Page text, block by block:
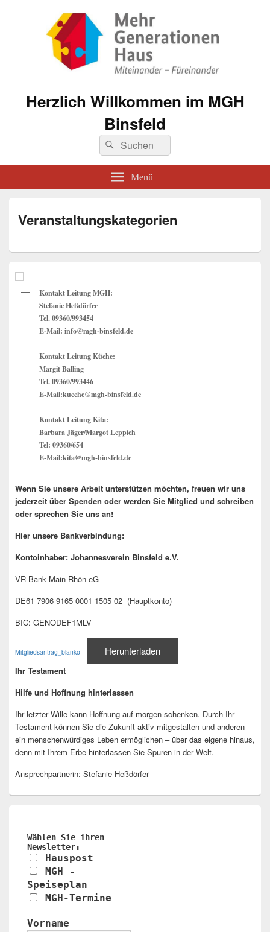
Herzlich Willkommen im MGH
Binsfeld
Suche
nach:
Suchen
Menü
Veranstaltungskategorien
Seitenleisten
Kontakt Leitung MGH:
Stefanie Heßdörfer
Tel. 09360/993454
E-Mail: info@mgh-binsfeld.de
Kontakt Leitung Küche:
Margit Balling
Tel. 09360/993446
E-Mail:kueche@mgh-binsfeld.de
Kontakt Leitung Kita:
Barbara Jäger/Margot Leppich
Tel: 09360/654
E-Mail:kita@mgh-binsfeld.de
Wenn Sie unsere Arbeit unterstützen möchten, freuen wir uns
jederzeit über Spenden oder werden Sie Mitglied und schreiben
oder sprechen Sie uns an!
Hier unsere Bankverbindung:
Kontoinhaber: Johannesverein Binsfeld e.V.
VR Bank Main-Rhön eG
DE61 7906 9165 0001 1505 02 (Hauptkonto)
BIC: GENODEF1MLV
Mitgliedsantrag_blanko Herunterladen
Ihr Testament
Hilfe und Hoffnung hinterlassen
Ihr letzter Wille kann Hoffnung auf morgen schenken. Durch Ihr
Testament können Sie die Zukunft aktiv mitgestalten und anderen
ein menschenwürdiges Leben ermöglichen – über das eigene hinaus,
denn mit Ihrem Erbe hinterlassen Sie Spuren in der Welt.
Ansprechpartnerin: Stefanie Heßdörfer
Wählen Sie ihren
Newsletter:
Hauspost
MGH -
Speiseplan
MGH-Termine
Vorname